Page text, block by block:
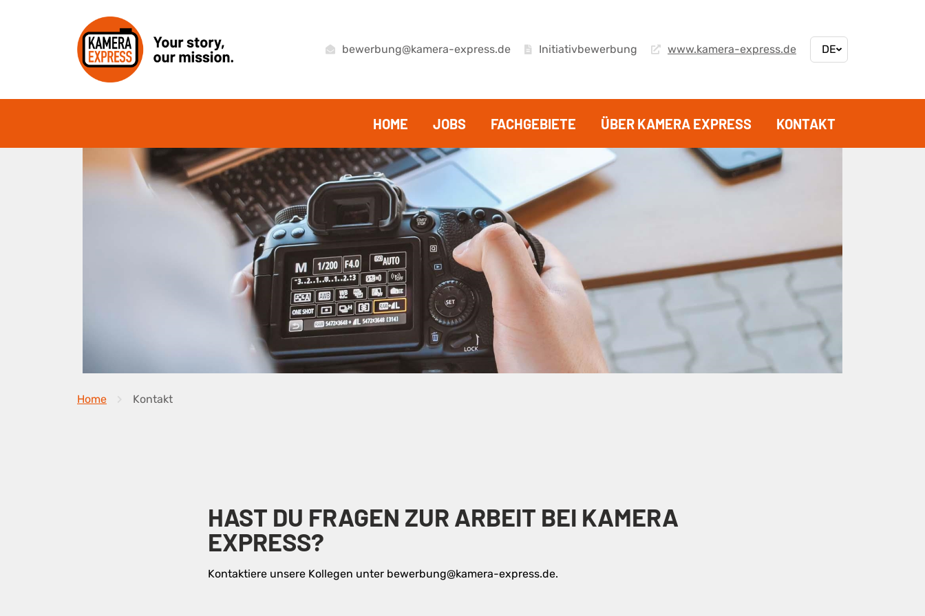
bewerbung@kamera-express.de Initiativbewerbung www.kamera-express.de
HOME JOBS FACHGEBIETE ÜBER KAMERA EXPRESS KONTAKT
Home Kontakt
HAST DU FRAGEN ZUR ARBEIT BEI KAMERA
EXPRESS?
Kontaktiere unsere Kollegen unter bewerbung@kamera-express.de.